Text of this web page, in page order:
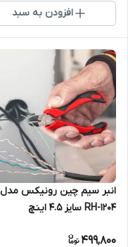
افزودن به سبد
انبر سیم چین رونیکس مدل
RH-1204 سایز 4.5 اینچ
499,800